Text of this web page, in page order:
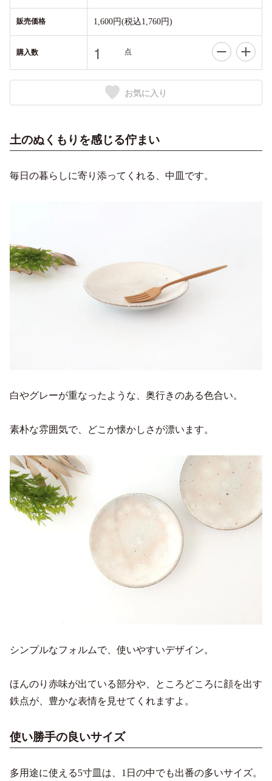
販売価格 1,600円(税込1,760円)
購入数 点
お気に入り
土のぬくもりを感じる佇まい
毎日の暮らしに寄り添ってくれる、中皿です。
白やグレーが重なったような、奥行きのある色合い。
素朴な雰囲気で、どこか懐かしさが漂います。
シンプルなフォルムで、使いやすいデザイン。
ほんのり赤味が出ている部分や、ところどころに顔を出す
鉄点が、豊かな表情を見せてくれますよ。
使い勝手の良いサイズ
多用途に使える5寸皿は、1日の中でも出番の多いサイズ。